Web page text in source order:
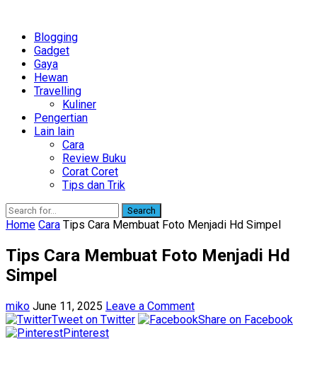
Blogging
Gadget
Gaya
Hewan
Travelling
Kuliner
Pengertian
Lain lain
Cara
Review Buku
Corat Coret
Tips dan Trik
Search
Home Cara Tips Cara Membuat Foto Menjadi Hd Simpel
Tips Cara Membuat Foto Menjadi Hd
Simpel
miko June 11, 2025 Leave a Comment
Tweet on Twitter
Share on Facebook
Pinterest